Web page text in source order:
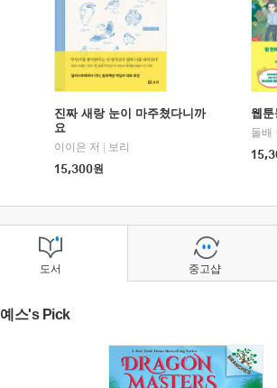
진짜 새랑 눈이 마주쳤다니까
요
이이은 저
보리
15,300원
웹
돌배
도서
예스's Pick
중고샵